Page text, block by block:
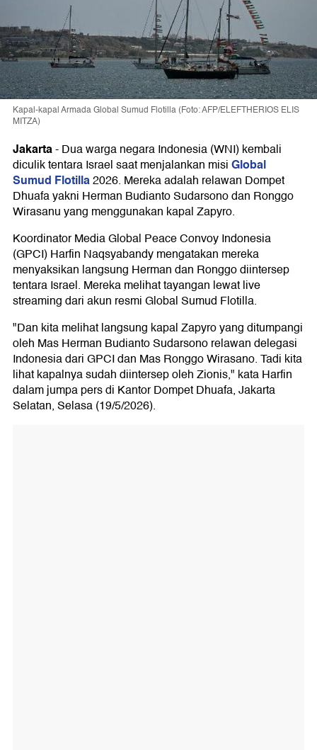
Kapal-kapal Armada Global Sumud Flotilla (Foto: AFP/ELEFTHERIOS ELIS
MITZA)
Jakarta-Dua warga negara Indonesia (WNI) kembali
diculik tentara Israel saat menjalankan misiGlobal
Sumud Flotilla2026. Mereka adalah relawan Dompet
Dhuafa yakni Herman Budianto Sudarsono dan Ronggo
Wirasanu yang menggunakan kapal Zapyro.
Koordinator Media Global Peace Convoy Indonesia
(GPCI) Harfin Naqsyabandy mengatakan mereka
menyaksikan langsung Herman dan Ronggo diintersep
tentara Israel. Mereka melihat tayangan lewat live
streaming dari akun resmi Global Sumud Flotilla.
"Dan kita melihat langsung kapal Zapyro yang ditumpangi
oleh Mas Herman Budianto Sudarsono relawan delegasi
Indonesia dari GPCI dan Mas Ronggo Wirasano. Tadi kita
lihat kapalnya sudah diintersep oleh Zionis," kata Harfin
dalam jumpa pers di Kantor Dompet Dhuafa, Jakarta
Selatan, Selasa (19/5/2026).